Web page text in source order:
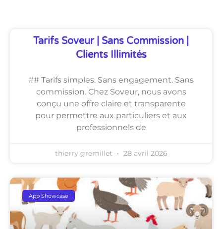
Tarifs Soveur | Sans Commission |
Clients Illimités
## Tarifs simples. Sans engagement. Sans
commission. Chez Soveur, nous avons
conçu une offre claire et transparente
pour permettre aux particuliers et aux
professionnels de
thierry gremillet 28 avril 2026
App Showcase